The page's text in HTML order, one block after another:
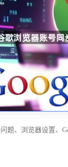
、浏览器设置、